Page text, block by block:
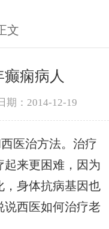
文
痫病人
期：2014-12-19
医治方法。治疗
起来更困难，因为
，身体抗病基因也
说西医如何治疗老